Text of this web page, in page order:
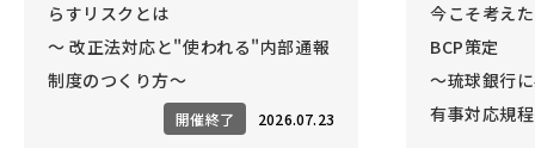
らすリスクとは
～ 改正法対応と"使われる"内部通報
制度のつくり方～
開催終了 2026.07.23
今こそ考え
BCP策定
～琉球銀行
有事対応規